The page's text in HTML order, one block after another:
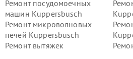
Ремонт посудомоечных
машин Kuppersbusch
Ремонт микроволновых
печей Kuppersbusch
Ремонт вытяжек